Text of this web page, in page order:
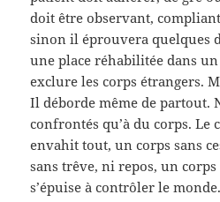
doit être observant,
sinon il éprouvera quelques
une place réhabilitée dans
exclure les corps étrangers.
Il déborde même de partout.
confrontés qu’à du corps. Le
envahit tout, un corps sans
sans trêve, ni repos, un
s’épuise à contrôler le